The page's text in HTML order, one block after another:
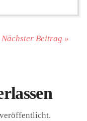
Nächster Beitrag »